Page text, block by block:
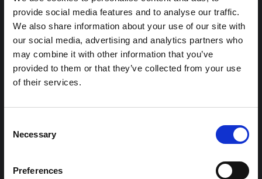
provide social media features and to analyse our traffic.
We also share information about your use of our site with
our social media, advertising and analytics partners who
may combine it with other information that you’ve
provided to them or that they’ve collected from your use
of their services.
Selection
Necessary
Preferences
هذه المذكرة هي الثانية التي ينتجها "التجمع من أجل إيتوري"، وهي
شبكة غير رسمية يقودها بشكل أساسي علماء اجتماعيون يقدمون
معلومات سياقية للاستجابة لتفشي إيبولا بونديبوغيو في إيتوري،
شرق جمهورية الكونغو الديمقراطية. توسع هذه المذكرة في ...
هال للعلوم المفتوحة
2026
ملاحظة سياقية حول تفشي إيبولا بونديبوغيو
في إيتوري (2026)
تقدم هذه المذكرة خلفية سياقية حول مقاطعة إيتوري، التي تتأثر
الأخبار والتطورات الأخيرة في الاستجابة لفيروس إيبولا، بل تقدم
السياق العام الذي تعمل فيه جهات...